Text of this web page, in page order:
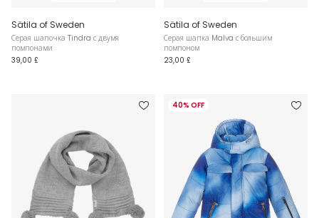
Sätila of Sweden
Серая шапочка Tindra с двумя
помпонами
39,00 £
Sätila of Sweden
Серая шапка Malva с большим
помпоном
23,00 £
40% OFF